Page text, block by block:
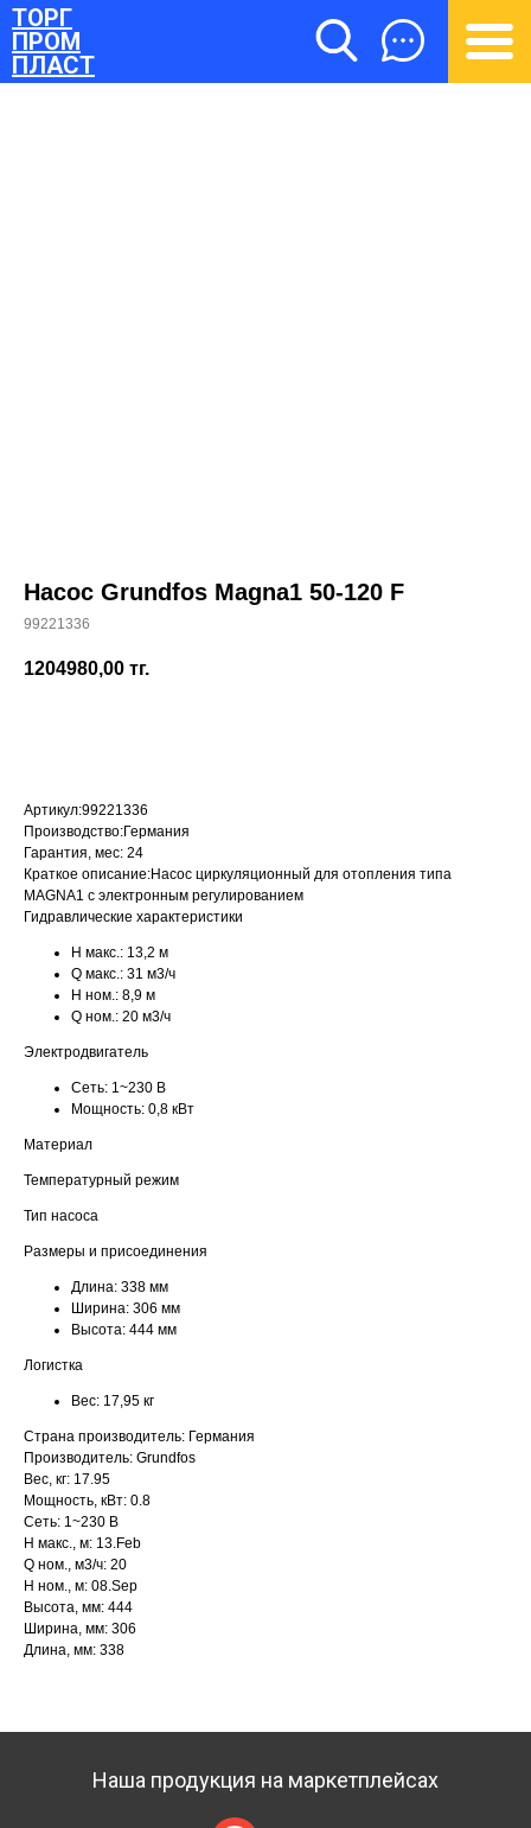
ТОРГ
ПРОМ
ПЛАСТ
(700) 730-70-73
Насос Grundfos Magna1 50-120 F
99221336
1204980,00 тг.
Артикул:99221336
Производство:Германия
Гарантия, мес: 24
Краткое описание:Насос циркуляционный для отопления типа
MAGNA1 с электронным регулированием
Гидравлические характеристики
H макс.: 13,2 м
Q макс.: 31 м3/ч
H ном.: 8,9 м
Q ном.: 20 м3/ч
Электродвигатель
Сеть: 1~230 В
Мощность: 0,8 кВт
Материал
Температурный режим
Тип насоса
Размеры и присоединения
Длина: 338 мм
Ширина: 306 мм
Высота: 444 мм
Логистка
Вес: 17,95 кг
Страна производитель: Германия
Производитель: Grundfos
Вес, кг: 17.95
Мощность, кВт: 0.8
Сеть: 1~230 В
H макс., м: 13.Feb
Q ном., м3/ч: 20
H ном., м: 08.Sep
Высота, мм: 444
Ширина, мм: 306
Длина, мм: 338
Наша продукция на маркетплейсах